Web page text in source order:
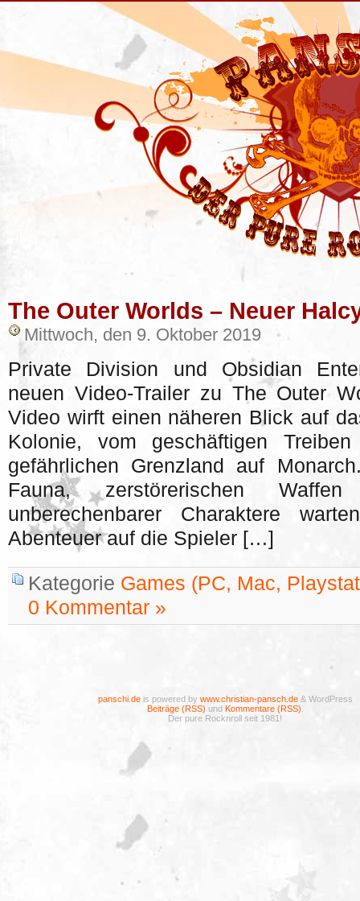
The Outer Worlds – Neuer
Mittwoch, den 9. Oktober 2019
Private Division und Obsidian
neuen Video-Trailer zu The Outer
Video wirft einen näheren Blick auf
Kolonie, vom geschäftigen
gefährlichen Grenzland auf
Fauna, zerstörerischen
unberechenbarer Charaktere
Abenteuer auf die Spieler […]
Kategorie Games (PC, Mac,
0 Kommentar »
panschi.deis powered by www.christian-pansch.de& WordPress
Beiträge (RSS) und Kommentare (RSS)
Der pure Rocknroll seit 1981!